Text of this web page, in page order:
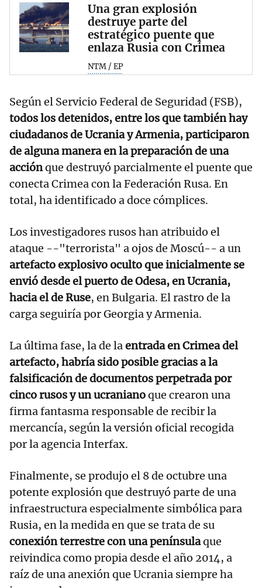
Una gran explosión
destruye parte del
estratégico puente que
enlaza Rusia con Crimea
NTM / EP
Según el Servicio Federal de Seguridad (FSB),
todos los detenidos, entre los que también hay
ciudadanos de Ucrania y Armenia,participaron
de alguna manera en la preparación de una
acciónque destruyó parcialmente el puente que
conecta Crimea con la Federación Rusa. En
total, ha identificado a doce cómplices.
Los investigadores rusos han atribuido el
ataque --"terrorista" a ojos de Moscú-- a un
artefacto explosivo oculto que inicialmente se
envió desde el puerto de Odesa, en Ucrania,
hacia el de Ruse, en Bulgaria. El rastro de la
carga seguiría por Georgia y Armenia.
La última fase, la de laentrada en Crimea del
artefacto, habría sido posible gracias a la
falsificación de documentos perpetrada por
cinco rusos y un ucranianoque crearon una
firma fantasma responsable de recibir la
mercancía, según la versión oficial recogida
por la agencia Interfax.
Finalmente, se produjo el 8 de octubre una
potente explosión que destruyó parte de una
infraestructura especialmente simbólica para
Rusia, en la medida en que se trata de su
conexión terrestre con una penínsulaque
reivindica como propia desde el año 2014, a
raíz de una anexión que Ucrania siempre ha